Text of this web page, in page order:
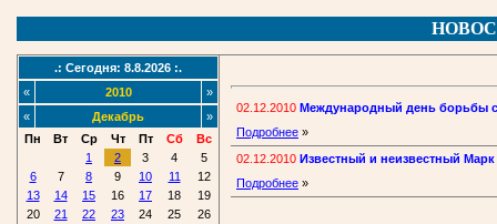
.: Сегодня: 8.8.2026 :.
«
2010
»
«
Декабрь
»
Пн
Вт Ср Чт Пт Сб
Вс
1
2 3 4
5
6
7 8 9 10 11
12
13
14 15 16 17 18
19
20
21 22 23 24 25
26
02.12.2010 Международный день борьбы
Подробнее »
02.12.2010 Известный и неизвестный
Подробнее »